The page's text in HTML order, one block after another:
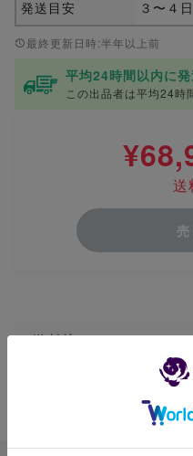
発送目安
３〜４日
最終更新日時:半年以上前
平均24時間以内に発
この出品者は平均24時
送
送料込み